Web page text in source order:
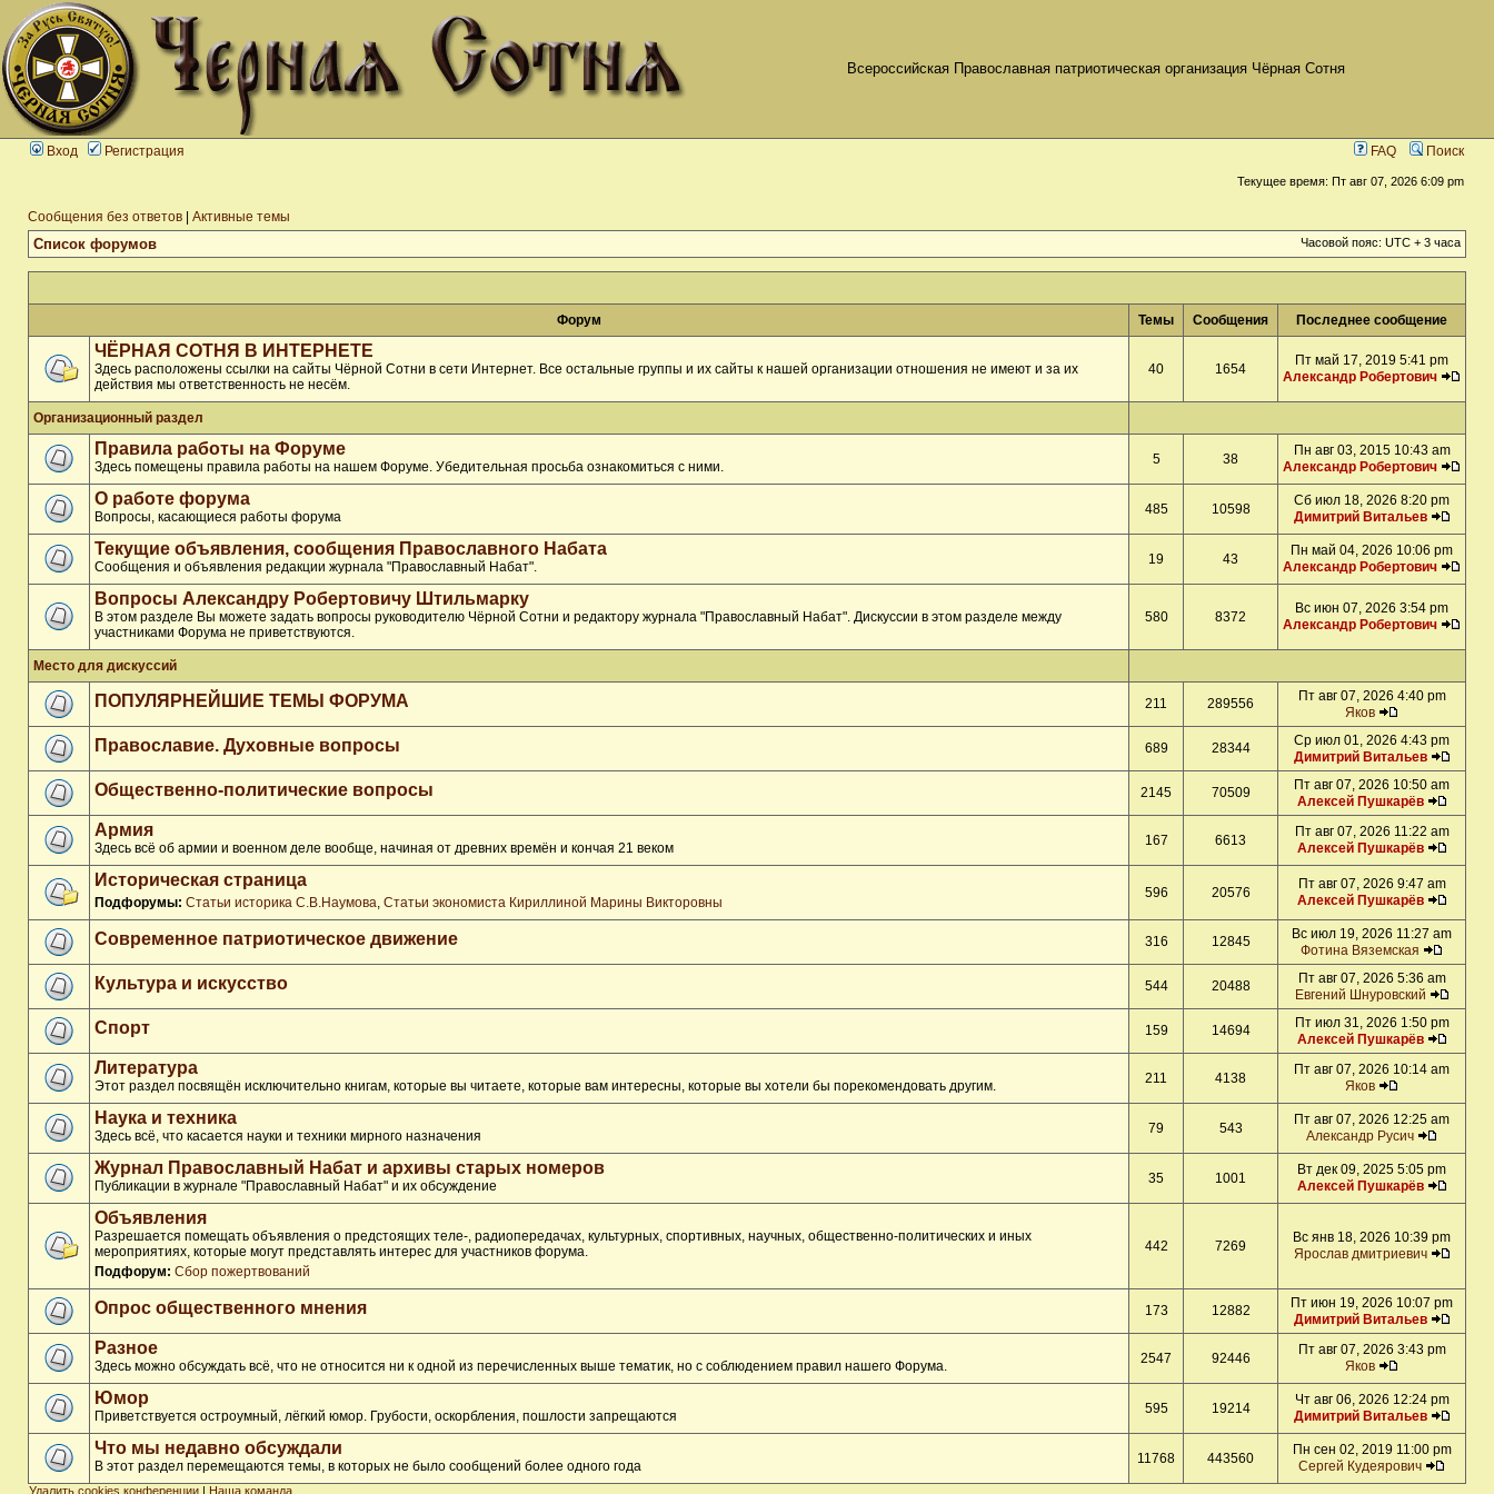
Всероссийская Православная патриотическая организация Чёрная Сотня
Вход Регистрация FAQ Поиск
Текущее время: Пт авг 07, 2026 6:09 pm
Сообщения без ответов Активные темы
Список форумов Часовой пояс: UTC + 3 часа
Форум Темы Сообщения Последнее сообщение
ЧЁРНАЯ СОТНЯ В ИНТЕРНЕТЕ
Здесь расположены ссылки на сайты Чёрной Сотни в сети Интернет. Все остальные группы и их сайты к нашей организации отношения не имеют и за их
действия мы ответственность не несём.
40 1654
Пт май 17, 2019 5:41 pm
Александр Робертович
Организационный раздел
Правила работы на Форуме
Здесь помещены правила работы на нашем Форуме. Убедительная просьба ознакомиться с ними. 5 38
Пн авг 03, 2015 10:43 am
Александр Робертович
О работе форума
Вопросы, касающиеся работы форума 485 10598
Сб июл 18, 2026 8:20 pm
Димитрий Витальев
Текущие объявления, сообщения Православного Набата
Сообщения и объявления редакции журнала "Православный Набат". 19 43
Пн май 04, 2026 10:06 pm
Александр Робертович
Вопросы Александру Робертовичу Штильмарку
В этом разделе Вы можете задать вопросы руководителю Чёрной Сотни и редактору журнала "Православный Набат". Дискуссии в этом разделе между
участниками Форума не приветствуются.
580 8372
Вс июн 07, 2026 3:54 pm
Александр Робертович
Место для дискуссий
ПОПУЛЯРНЕЙШИЕ ТЕМЫ ФОРУМА 211 289556
Пт авг 07, 2026 4:40 pm
Яков
Православие. Духовные вопросы 689 28344
Ср июл 01, 2026 4:43 pm
Димитрий Витальев
Общественно-политические вопросы 2145 70509
Пт авг 07, 2026 10:50 am
Алексей Пушкарёв
Армия
Здесь всё об армии и военном деле вообще, начиная от древних времён и кончая 21 веком 167 6613
Пт авг 07, 2026 11:22 am
Алексей Пушкарёв
Историческая страница
Подфорумы: Статьи историка С.В.Наумова, Статьи экономиста Кириллиной Марины Викторовны
596 20576
Пт авг 07, 2026 9:47 am
Алексей Пушкарёв
Современное патриотическое движение 316 12845
Вс июл 19, 2026 11:27 am
Фотина Вяземская
Культура и искусство 544 20488
Пт авг 07, 2026 5:36 am
Евгений Шнуровский
Спорт 159 14694
Пт июл 31, 2026 1:50 pm
Алексей Пушкарёв
Литература
Этот раздел посвящён исключительно книгам, которые вы читаете, которые вам интересны, которые вы хотели бы порекомендовать другим. 211 4138
Пт авг 07, 2026 10:14 am
Яков
Наука и техника
Здесь всё, что касается науки и техники мирного назначения 79 543
Пт авг 07, 2026 12:25 am
Александр Русич
Журнал Православный Набат и архивы старых номеров
Публикации в журнале "Православный Набат" и их обсуждение 35 1001
Вт дек 09, 2025 5:05 pm
Алексей Пушкарёв
Объявления
Разрешается помещать объявления о предстоящих теле-, радиопередачах, культурных, спортивных, научных, общественно-политических и иных
мероприятиях, которые могут представлять интерес для участников форума.
Подфорум: Сбор пожертвований
442 7269
Вс янв 18, 2026 10:39 pm
Ярослав дмитриевич
Опрос общественного мнения 173 12882
Пт июн 19, 2026 10:07 pm
Димитрий Витальев
Разное
Здесь можно обсуждать всё, что не относится ни к одной из перечисленных выше тематик, но с соблюдением правил нашего Форума. 2547 92446
Пт авг 07, 2026 3:43 pm
Яков
Юмор
Приветствуется остроумный, лёгкий юмор. Грубости, оскорбления, пошлости запрещаются 595 19214
Чт авг 06, 2026 12:24 pm
Димитрий Витальев
Что мы недавно обсуждали
В этот раздел перемещаются темы, в которых не было сообщений более одного года 11768 443560
Пн сен 02, 2019 11:00 pm
Сергей Кудеярович
Удалить cookies конференции | Наша команда